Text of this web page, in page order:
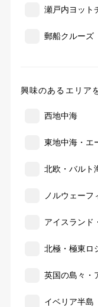
瀬戸内ヨット
郵船クルーズ
興味のあるエリア
西地中海
東地中海・エ
北欧・バルト
ノルウェーフ
アイスランド
北極・極東ロ
英国の島々・
イベリア半島